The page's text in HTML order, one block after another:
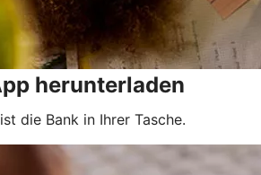
herunterladen
die Bank in Ihrer Tasche.